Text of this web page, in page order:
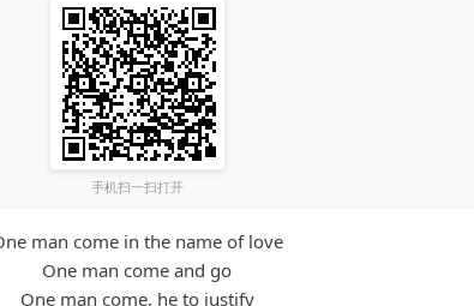
手机扫一扫打开
man come in the name of love
One man come and go
One man come, he to justify